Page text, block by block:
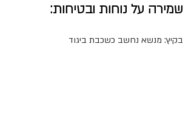
שמירה על נוחות ובטיחות:
בקיץ: מנשא נחשב כשכבת ביגוד